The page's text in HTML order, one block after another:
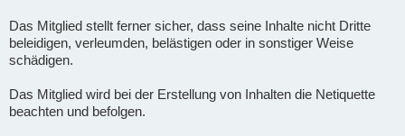
Das Mitglied stellt ferner sicher, dass seine Inhalte nicht Dritte
beleidigen, verleumden, belästigen oder in sonstiger Weise
schädigen.
Das Mitglied wird bei der Erstellung von Inhalten die Netiquette
beachten und befolgen.